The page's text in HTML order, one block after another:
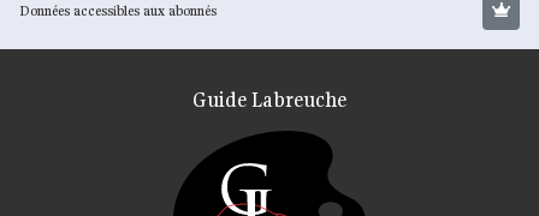
Données accessibles aux abonnés
Guide Labreuche